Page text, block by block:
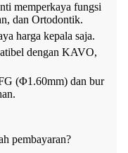
memperkaya fungsi
dan Ortodontik.
harga kepala saja.
dengan KAVO,
(Φ1.60mm) dan bur
pembayaran?